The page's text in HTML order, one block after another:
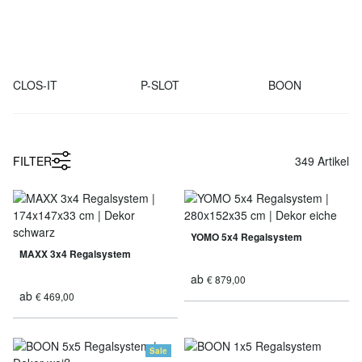
CLOS-IT P-SLOT BOON
FILTER 349 Artikel
MAXX 3x4 Regalsystem
ab € 469,00
YOMO 5x4 Regalsystem
ab € 879,00
Sale